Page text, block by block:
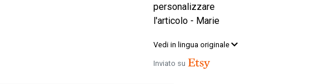
personalizzare
l'articolo - Marie
Vedi in lingua originale
Inviato su